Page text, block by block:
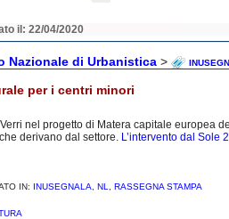
il: 22/04/2020
Nazionale di Urbanistica >
per i centri minori
nel progetto di Matera capitale europea
derivano dal settore. L’intervento dal Sole
IN: INUSEGNALA NL RASSEGNA STAMPA